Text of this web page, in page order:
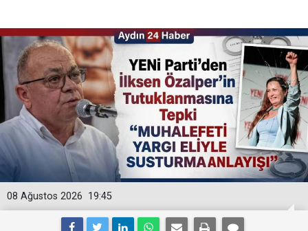
19:45
08 Ağustos 2026